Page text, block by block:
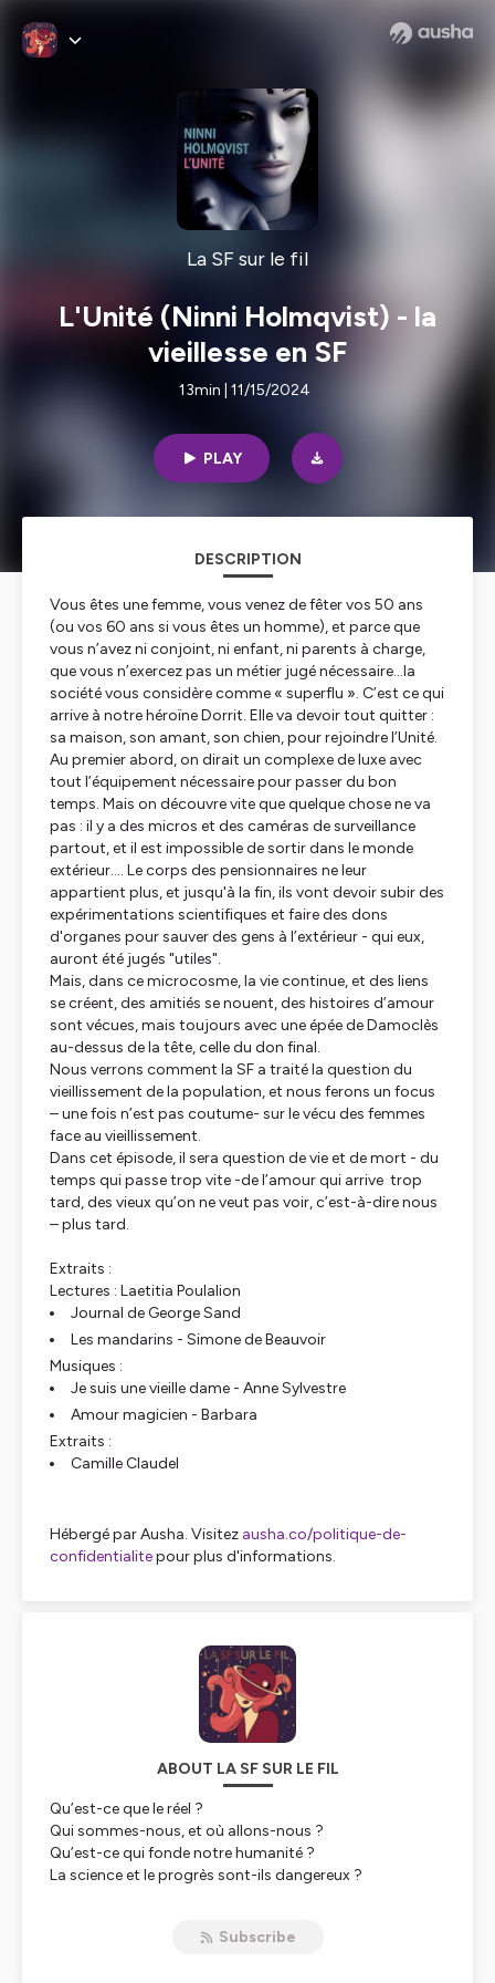
La SF sur le fil
L'Unité (Ninni Holmqvist) - la
vieillesse en SF
13min | 11/15/2024
PLAY
DESCRIPTION
Vous êtes une femme, vous venez de fêter vos 50 ans
(ou vos 60 ans si vous êtes un homme), et parce que
vous n’avez ni conjoint, ni enfant, ni parents à charge,
que vous n’exercez pas un métier jugé nécessaire…la
société vous considère comme « superflu ». C’est ce qui
arrive à notre héroïne Dorrit. Elle va devoir tout quitter :
sa maison, son amant, son chien, pour rejoindre l’Unité.
Au premier abord, on dirait un complexe de luxe avec
tout l’équipement nécessaire pour passer du bon
temps. Mais on découvre vite que quelque chose ne va
pas : il y a des micros et des caméras de surveillance
partout, et il est impossible de sortir dans le monde
extérieur…. Le corps des pensionnaires ne leur
appartient plus, et jusqu'à la fin, ils vont devoir subir des
expérimentations scientifiques et faire des dons
d'organes pour sauver des gens à l’extérieur - qui eux,
auront été jugés "utiles".
Mais, dans ce microcosme, la vie continue, et des liens
se créent, des amitiés se nouent, des histoires d’amour
sont vécues, mais toujours avec une épée de Damoclès
au-dessus de la tête, celle du don final.
Nous verrons comment la SF a traité la question du
vieillissement de la population, et nous ferons un focus
– une fois n’est pas coutume- sur le vécu des femmes
face au vieillissement.
Dans cet épisode, il sera question de vie et de mort - du
temps qui passe trop vite -de l’amour qui arrive trop
tard, des vieux qu’on ne veut pas voir, c’est-à-dire nous
– plus tard.
Extraits :
Lectures : Laetitia Poulalion
Journal de George Sand
Les mandarins - Simone de Beauvoir
Musiques :
Je suis une vieille dame - Anne Sylvestre
Amour magicien - Barbara
Extraits :
Camille Claudel
Hébergé par Ausha. Visitez ausha.co/politique-de-
confidentialitepour plus d'informations.
ABOUT LA SF SUR LE FIL
Qu’est-ce que le réel ?
Qui sommes-nous, et où allons-nous ?
Qu’est-ce qui fonde notre humanité ?
La science et le progrès sont-ils dangereux ?
Subscribe